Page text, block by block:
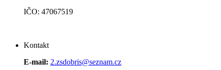
IČO: 47067519
Kontakt
E-mail: 2.zsdobris@seznam.cz